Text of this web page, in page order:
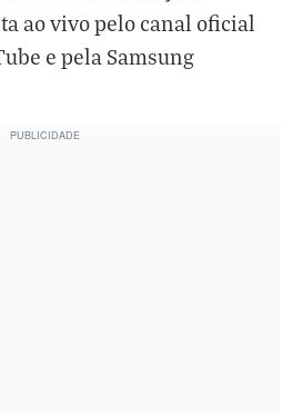
ao vivo pelo canal oficial
e pela Samsung